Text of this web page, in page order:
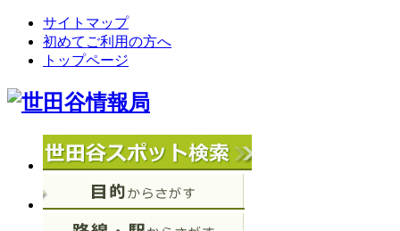
サイトマップ
初めてご利用の方へ
トップページ